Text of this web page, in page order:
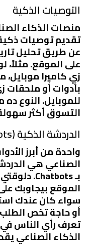
التوصيات الذكية
منصات الذكاء
تقديمتوصيات
عن طريق تحليل
على الموقع. مثلاً،
زيكاميرا موبايل،
بأدوات أو ملحقات
للموبايل. النوع ده
التسوق أكثر
الدردشة الذكية (Chatbots)
واحدة من أبرز
الصناعي هي
بـChatbots
.
الموقع بيجاوبك
سواء كان عندك
أو حاجة تخص
تعرف رأي الناس في
الذكاء الصناعي